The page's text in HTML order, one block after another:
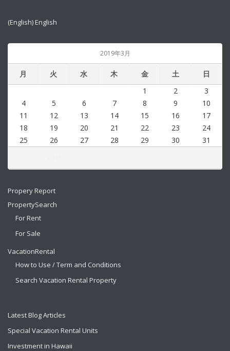
(English) English
2019年3月
月 火 水 木 金 土 日
1 2
3
4
5 6 7 8 9
10
11
12 13 14 15 16
17
18
19 20 21 22 23
24
25
26 27 28 29 30 31
Propery Report
PropertySearch
For Rent
For Sale
VacationRental
How to Use / Term and Conditions
Search Vacation Rental Property
Latest Blog Articles
Special Vacation Rental Units
Investment in Hawaii